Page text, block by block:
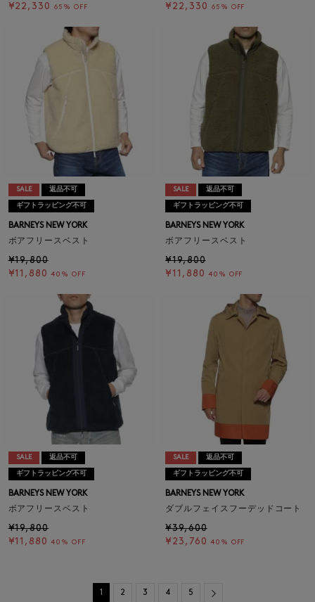
¥22,330
65% OFF
¥22,330
65% OFF
SALE 返品不可
ギフトラッピング不可
BARNEYS NEW YORK
ボアフリースベスト
¥19,800
¥11,880 40% OFF
SALE 返品不可
ギフトラッピング不可
BARNEYS NEW YORK
ボアフリースベスト
¥19,800
¥11,880 40% OFF
SALE 返品不可
ギフトラッピング不可
BARNEYS NEW YORK
ボアフリースベスト
¥19,800
¥11,880 40% OFF
SALE 返品不可
ギフトラッピング不可
BARNEYS NEW YORK
ダブルフェイスフーデッドコート
¥39,600
¥23,760 40% OFF
1 2 3 4 5 Next